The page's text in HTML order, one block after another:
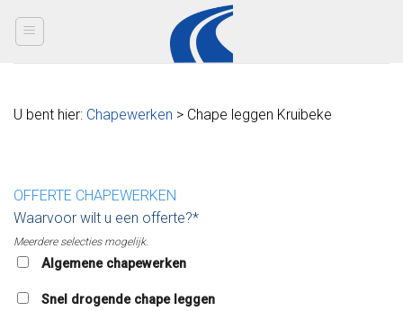
U bent hier: Chapewerken > Chape leggen Kruibeke
OFFERTE CHAPEWERKEN
Waarvoor wilt u een offerte?*
Meerdere selecties mogelijk.
Algemene chapewerken
Snel drogende chape leggen